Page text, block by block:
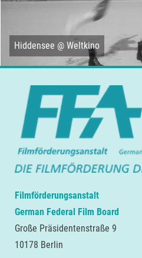
Hiddensee @ Weltkino
Filmförderungsanstalt
German Federal Film Board
Große Präsidentenstraße 9
10178 Berlin